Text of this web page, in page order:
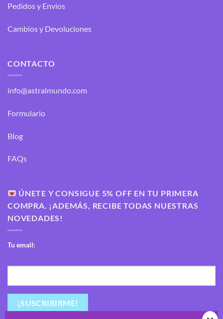
Pedidos y Envíos
Cambios y Devoluciones
CONTACTO
info@astralmundo.com
Formulario
Blog
FAQs
ÚNETE Y CONSIGUE 5% OFF EN TU PRIMERA
COMPRA. ¡ADEMÁS, RECIBE TODAS NUESTRAS
NOVEDADES!
Tu email: